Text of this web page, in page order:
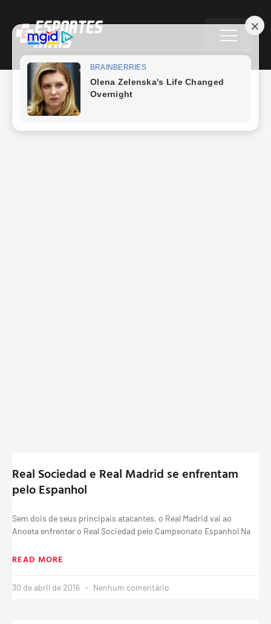
Real Sociedad e Real Madrid se enfrentam
pelo Espanhol
Sem dois de seus principais atacantes, o Real Madrid vai ao
Anoeta enfrentar o Real Sociedad pelo Campeonato Espanhol Na
READ MORE
30 de abril de 2016 Nenhum comentário